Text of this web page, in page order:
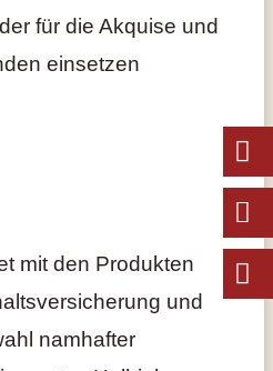
für die Akquise und
einsetzen
mit den Produkten
und
namhafter